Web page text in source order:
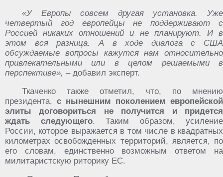
«У Европы совсем другая установка. Уже
четвертый год европейцы не поддерживают с
Россией никаких отношений и не планируют. И в
этом вся разница. А в ходе диалога с США
обсуждаемые вопросы кажутся нам относительно
привлекательными или в целом решаемыми в
перспективе», – добавил эксперт.
Ткаченко также отметил, что, по мнению
президента, с нынешним поколением европейской
элиты договориться не получится и придется
ждать следующего. Таким образом, усиление
России, которое выражается в том числе в квадратных
километрах освобожденных территорий, является, по
его словам, единственно возможным ответом на
милитаристскую риторику ЕС.